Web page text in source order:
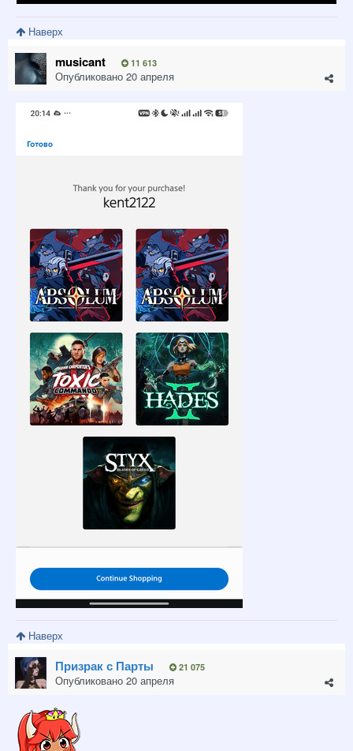
Наверх
musicant 11 613
Опубликовано 20 апреля
Наверх
Призрак с Парты 21 075
Опубликовано 20 апреля